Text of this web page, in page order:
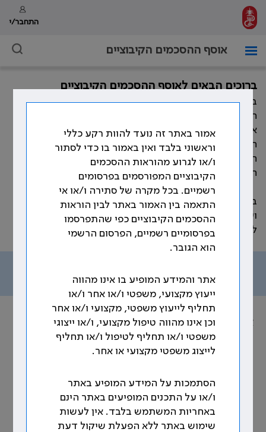
התחבר/י
אוסף ההסכמים הקיבוציים
ברוכים הבאים לאוסף ההסכמים הקיבוציים
במהלך השנים חתמה ההסתדרות הרפואית בישראל, מול
המעסיקים השונים, על הסכמים קיבוציים רבים המסדירים
את תנאי העבודה וזכויות הרופאים. כמו כן, התווספו במהלך
השנים פסקי בוררות, נספחים להסכמים קיבוציים, נהלים,
חוזרים ומכתבים אשר קובעים את תנאי העבודה וזכויות
הרופאים.
באתר זה ריכזנו את עיקר ההוראות ההסכמיות, שהוסדרו
ועוגנו בהסכמים הקיבוצים שנחתמו לאורך השנים, בהתאם
לנושאים שמפורטים בתפריט האתר.
אוסף הסכמים הקיבוציים
נושא: תקנים
כללי
אמור באתר זה נועד להוות רקע כללי
וראשוני בלבד ואין באמור בו כדי לסתור
ו/או לגרוע מהוראות ההסכמים
הקיבוציים המפורסמים בפרסומים
רשמיים. בכל מקרה של סתירה ו/או אי
התאמה בין האמור באתר לבין הוראות
ההסכמים הקיבוציים כפי שהתפרסמו
בפרסומיים רשמיים, הפרסום הרשמי
הוא הגובר.
אתר והמידע המופיע בו אינו מהווה
ייעוץ מקצועי, משפטי ו/או אחר ו/או
תחליף לייעוץ משפטי, מקצועי ו/או אחר
וכן אינו מהווה טיפול מקצועי, ו/או ייצוגי
משפטי ו/או תחליף לטיפול ו/או תחליף
לייצוג משפטי מקצועי או אחר.
הסתמכות על המידע המופיע באתר
ו/או על התכנים המופיעים באתר הינם
באחריות המשתמש בלבד. אין לעשות
שימוש באתר ללא הפעלת שיקול דעת